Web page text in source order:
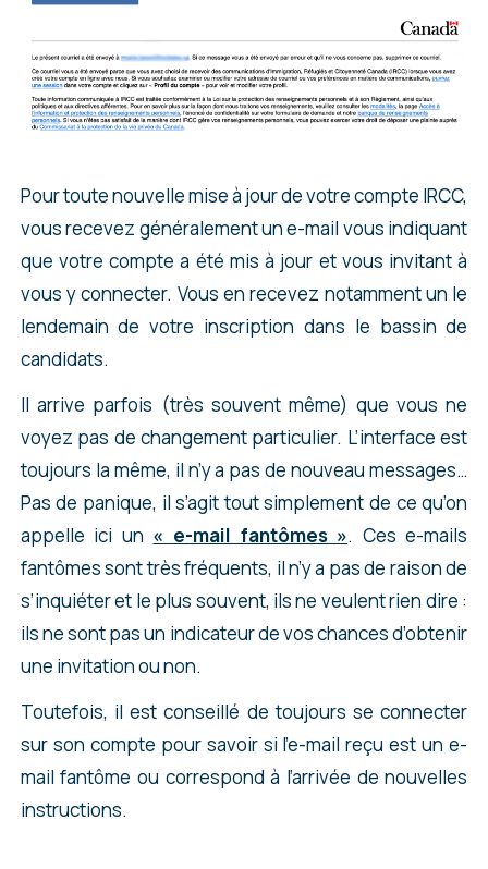
« kicker »/de vous expulser, vous laissant
penser (à tort peut-être) que vos identifiants
ne sont pas bons.
Dans ce cas, il faut tout simplement patienter
votre navigateur, puis essayez de retourner sur
votre compte en suivantce lien des autorités
canadiennes.
Solution nº2
Il arrive également que vous n’utilisiez pas le
bon lien pour vous connecter à votre compte.
Vous devezéviterde passer par un URL de ce
type :
Ces liens sont des liens uniques de connexion.
dans votre navigateur qui commence par clegc-
gckey.gc.ca, vous pourriez là aussi rencontrer
des problèmes de connexion vous empêchant
de vous identifier sur le compte des autorités
On vous demande alors de fournir votre nom
d’utilisateur puis de cliquer sur« Continuer » .
On va vous poser les questions que vous aviez
choisies lors de la création initiale de votre
compte. Si toutes les réponses sont correctes,
vous aurez alors la possibilité de créer un
nouveau mot de passe.
Solution n°2 : créer un nouveau compte et lier
votre demande
Si vous ne parvenez pas à récupérer votre
compte car vous avez oublié votre nom
d’utilisateur ou les questions de sécurités, vous
allez devoir créer un nouveau compte et
essayer de rapatrier votre demande bloquée
sur le compte auquel vous n’avez plus accès sur
Pour toute nouvelle mise à jour de votre compte IRCC,
vous recevez généralement un e-mail vous indiquant
que votre compte a été mis à jour et vous invitant à
vous y connecter. Vous en recevez notamment un le
lendemain de votre inscription dans le bassin de
candidats.
Il arrive parfois (très souvent même) que vous ne
voyez pas de changement particulier. L’interface est
toujours la même, il n’y a pas de nouveau messages…
Pas de panique, il s’agit tout simplement de ce qu’on
appelle ici un « e-mail fantômes ». Ces e-mails
fantômes sont très fréquents, il n’y a pas de raison de
s’inquiéter et le plus souvent, ils ne veulent rien dire :
ils ne sont pas un indicateur de vos chances d’obtenir
une invitation ou non.
Toutefois, il est conseillé de toujours se connecter
sur son compte pour savoir si l’e-mail reçu est un e-
mail fantôme ou correspond à l’arrivée de nouvelles
instructions.